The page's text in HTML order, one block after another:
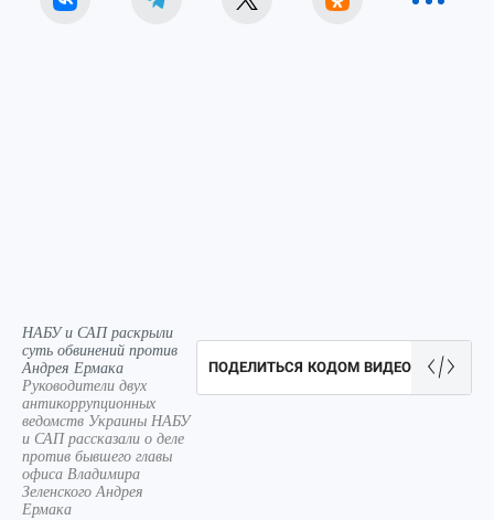
НАБУ и САП раскрыли
суть обвинений против
Андрея Ермака
Руководители двух
антикоррупционных
ведомств Украины НАБУ
и САП рассказали о деле
против бывшего главы
офиса Владимира
Зеленского Андрея
Ермака
ПОДЕЛИТЬСЯ КОДОМ ВИДЕО